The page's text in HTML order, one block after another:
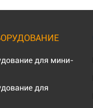
для мини-
для